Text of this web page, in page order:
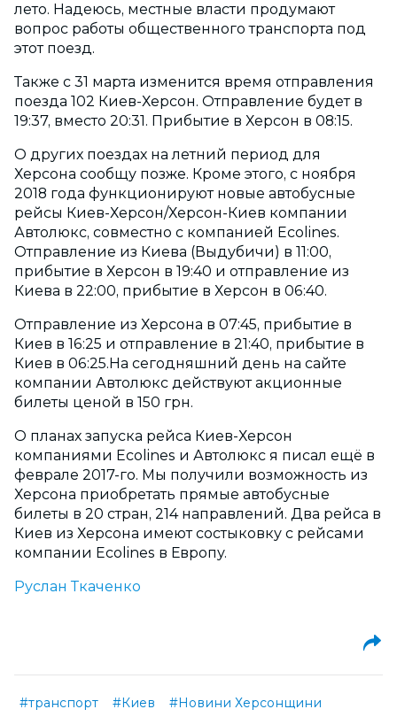
лето. Надеюсь, местные власти продумают
вопрос работы общественного транспорта под
этот поезд.
Также с 31 марта изменится время отправления
поезда 102 Киев-Херсон. Отправление будет в
19:37, вместо 20:31. Прибытие в Херсон в 08:15.
О других поездах на летний период для
Херсона сообщу позже. Кроме этого, с ноября
2018 года функционируют новые автобусные
рейсы Киев-Херсон/Херсон-Киев компании
Автолюкс, совместно с компанией Ecolines.
Отправление из Киева (Выдубичи) в 11:00,
прибытие в Херсон в 19:40 и отправление из
Киева в 22:00, прибытие в Херсон в 06:40.
Отправление из Херсона в 07:45, прибытие в
Киев в 16:25 и отправление в 21:40, прибытие в
Киев в 06:25.На сегодняшний день на сайте
компании Автолюкс действуют акционные
билеты ценой в 150 грн.
О планах запуска рейса Киев-Херсон
компаниями Ecolines и Автолюкс я писал ещё в
феврале 2017-го. Мы получили возможность из
Херсона приобретать прямые автобусные
билеты в 20 стран, 214 направлений. Два рейса в
Киев из Херсона имеют состыковку с рейсами
компании Ecolines в Европу.
Руслан Ткаченко
#транспорт #Киев
#Новини Херсонщини